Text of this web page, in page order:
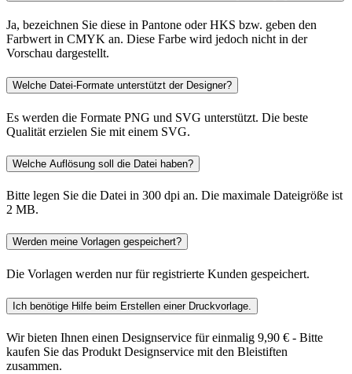
Ja, bezeichnen Sie diese in Pantone oder HKS bzw. geben den
Farbwert in CMYK an. Diese Farbe wird jedoch nicht in der
Vorschau dargestellt.
Welche Datei-Formate unterstützt der Designer?
Es werden die Formate PNG und SVG unterstützt. Die beste
Qualität erzielen Sie mit einem SVG.
Welche Auflösung soll die Datei haben?
Bitte legen Sie die Datei in 300 dpi an. Die maximale Dateigröße ist
2 MB.
Werden meine Vorlagen gespeichert?
Die Vorlagen werden nur für registrierte Kunden gespeichert.
Ich benötige Hilfe beim Erstellen einer Druckvorlage.
Wir bieten Ihnen einen Designservice für einmalig 9,90 € - Bitte
kaufen Sie das Produkt Designservice mit den Bleistiften
zusammen.